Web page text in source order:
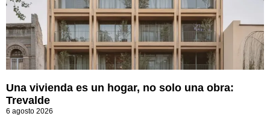
Una vivienda es un hogar, no solo una obra:
Trevalde
6 agosto 2026